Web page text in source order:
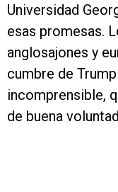
Universidad
esas promesas.
anglosajones y
cumbre de
incomprensible,
de buena